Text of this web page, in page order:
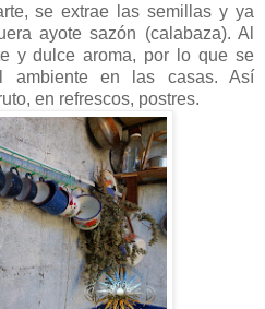
se extrae las semillas y ya
ayote sazón (calabaza). Al
y dulce aroma, por lo que se
ambiente en las casas. Así
en refrescos, postres.